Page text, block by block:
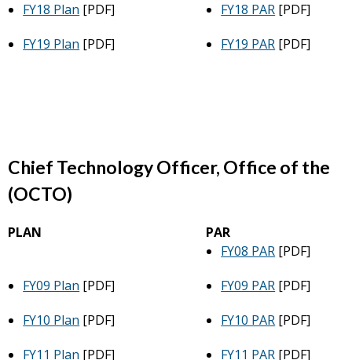
FY18 Plan [PDF] FY18 PAR [PDF]
FY19 Plan [PDF] FY19 PAR [PDF]
Chief Technology Officer, Office of the
(OCTO)
PLAN
PAR
FY08 PAR [PDF]
FY09 Plan [PDF] FY09 PAR [PDF]
FY10 Plan [PDF] FY10 PAR [PDF]
FY11 Plan [PDF] FY11 PAR [PDF]